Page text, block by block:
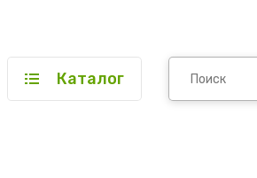
Каталог